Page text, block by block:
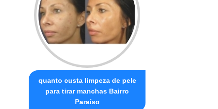
quanto custa limpeza de pele
para tirar manchas Bairro
Paraíso